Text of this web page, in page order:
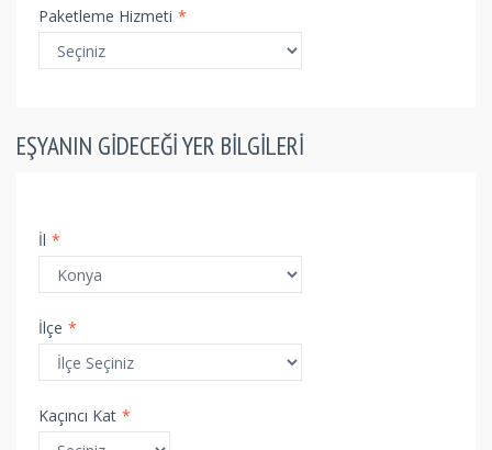
Paketleme Hizmeti *
EŞYANIN GIDECEĞI YER BILGILERI
İl *
İlçe *
Kaçıncı Kat *